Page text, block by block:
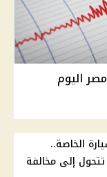
اليوم
الخاصة..
إلى مخالفة